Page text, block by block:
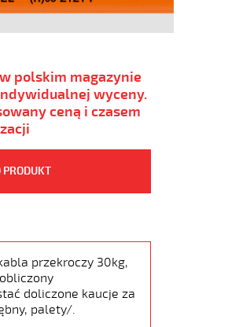
polskim magazynie
wyceny.
ceną i czasem
PRODUKT
przekroczy 30kg,
doliczone kaucje za
palety/.